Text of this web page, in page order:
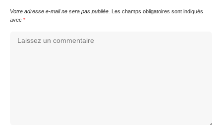
Votre adresse e-mail ne sera pas publiée.
Les champs obligatoires sont indiqués
avec *